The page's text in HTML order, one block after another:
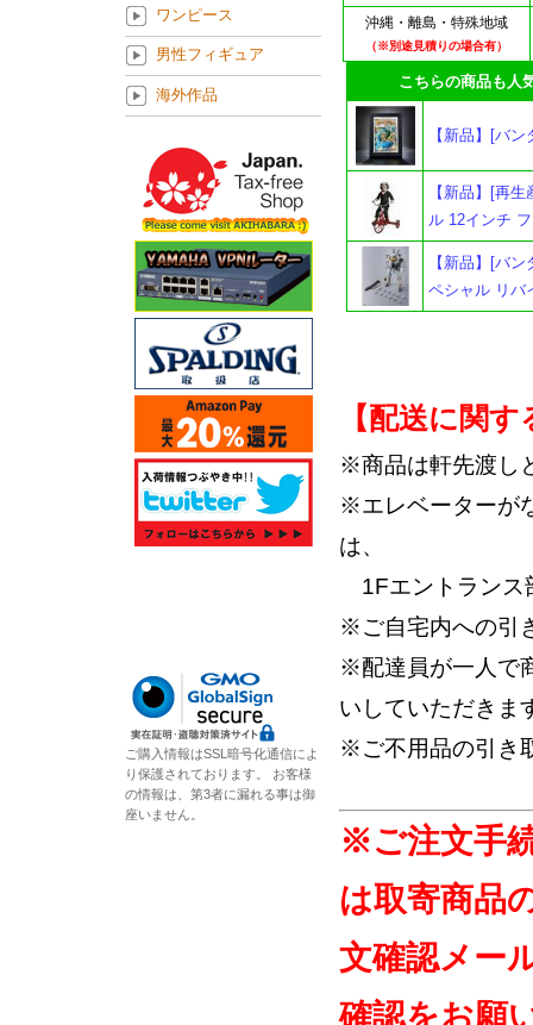
沖縄・離島・特殊地域
（※別途見積りの場合有）
こちらの商品も人気
【新品】[バ
【新品】[再
ル 12インチ
【新品】[バ
ペシャル リバ
【配送に関
※商品は軒先渡し
※エレベーターが
は、
1Fエントランス
※ご自宅内への引
※配達員が一人で
いしていただきま
※ご不用品の引き
※ご注文手
は取寄商品
文確認メー
確認をお願
ワンピース
男性フィギュア
海外作品
ご購入情報はSSL暗号化通信によ
り保護されております。 お客様
の情報は、第3者に漏れる事は御
座いません。